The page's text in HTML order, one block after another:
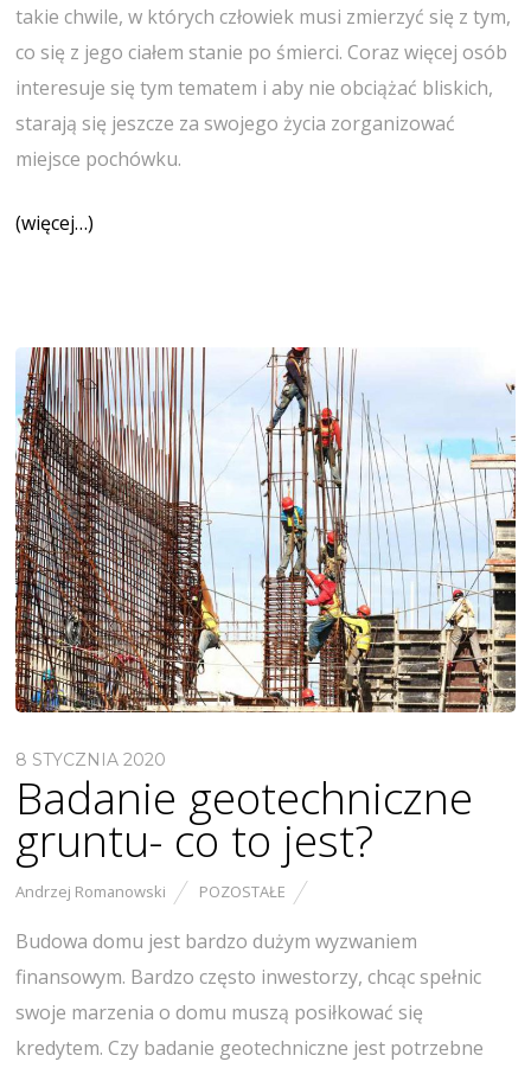
takie chwile, w których człowiek musi zmierzyć się z tym,
co się z jego ciałem stanie po śmierci. Coraz więcej osób
interesuje się tym tematem i aby nie obciążać bliskich,
starają się jeszcze za swojego życia zorganizować
miejsce pochówku.
(więcej…)
8 STYCZNIA 2020
Badanie geotechniczne
gruntu- co to jest?
Andrzej Romanowski POZOSTAŁE
Budowa domu jest bardzo dużym wyzwaniem
finansowym. Bardzo często inwestorzy, chcąc spełnic
swoje marzenia o domu muszą posiłkować się
kredytem. Czy badanie geotechniczne jest potrzebne